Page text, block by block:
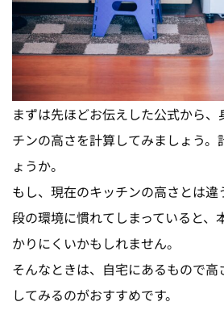
まずは先ほどお伝えした公式から
チンの高さを計算してみましょう。
ょうか。
もし、現在のキッチンの高さとは違
段の環境に慣れてしまっていると、
かりにくいかもしれません。
そんなときは、自宅にあるもので
してみるのがおすすめです。